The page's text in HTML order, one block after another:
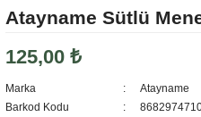
Atayname Sütlü
125,00 ₺
Marka
Atayname
Barkod Kodu